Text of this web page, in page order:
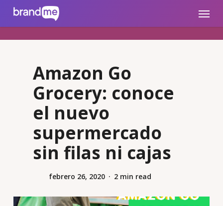
brandme.la Menu
Amazon Go
Grocery: conoce
el nuevo
supermercado
sin filas ni cajas
febrero 26, 2020 2 min read